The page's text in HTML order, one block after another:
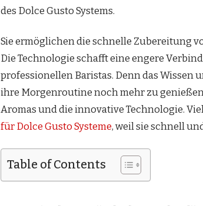
des Dolce Gusto Systems.
Sie ermöglichen die schnelle Zubereitung
Die Technologie schafft eine engere
professionellen Baristas. Denn das Wissen
ihre Morgenroutine noch mehr zu
Aromas und die innovative Technologie.
für Dolce Gusto Systeme, weil sie schnell
Table of Contents